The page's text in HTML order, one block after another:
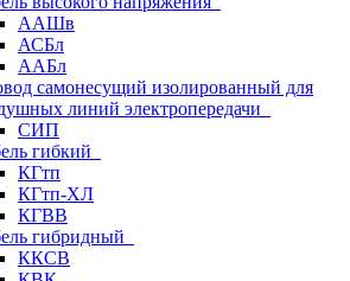
ААШв
АСБл
ААБл
самонесущий изолированный для
линий электропередачи
СИП
гибкий
КГтп
КГтп-ХЛ
КГВВ
гибридный
ККСВ